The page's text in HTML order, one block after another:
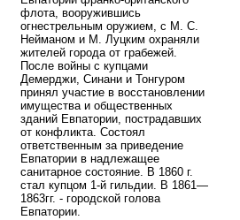
флота, вооружившись
огнестрельным оружием, с М. С.
Нейманом и М. Луцким охраняли
жителей города от грабежей.
После войны с купцами
Демерджи, Синани и Тонгуром
принял участие в восстановлении
имущества и общественных
зданий Евпатории, пострадавших
от конфликта. Состоял
ответственным за приведение
Евпатории в надлежащее
санитарное состояние. В 1860 г.
стал купцом 1-й гильдии. В 1861—
1863гг. - городской голова
Евпатории.